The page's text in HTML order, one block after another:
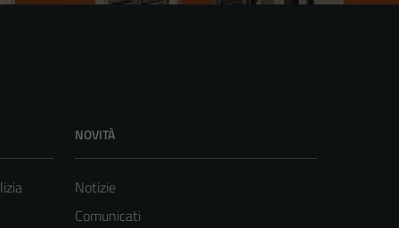
NOVITÀ
Notizie
Comunicati